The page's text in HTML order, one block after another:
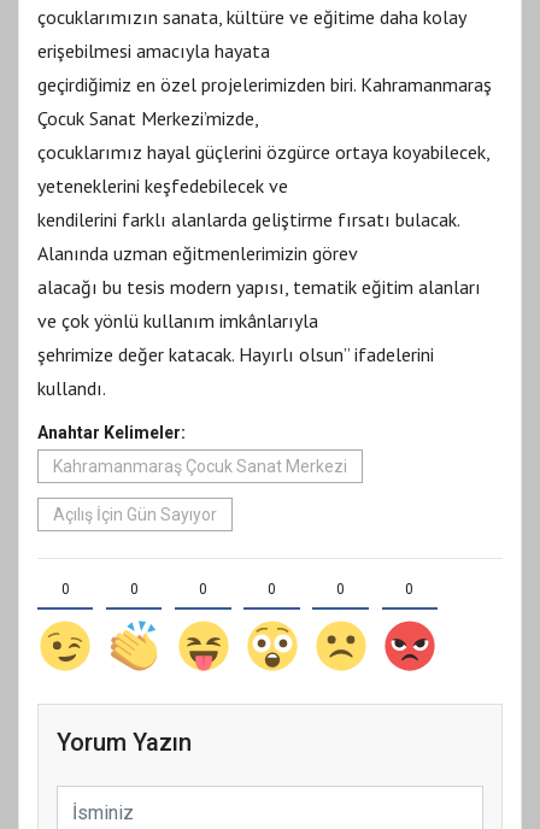
çocuklarımızın sanata, kültüre ve eğitime daha kolay
erişebilmesi amacıyla hayata
geçirdiğimiz en özel projelerimizden biri. Kahramanmaraş
Çocuk Sanat Merkezi’mizde,
çocuklarımız hayal güçlerini özgürce ortaya koyabilecek,
yeteneklerini keşfedebilecek ve
kendilerini farklı alanlarda geliştirme fırsatı bulacak.
Alanında uzman eğitmenlerimizin görev
alacağı bu tesis modern yapısı, tematik eğitim alanları
ve çok yönlü kullanım imkânlarıyla
şehrimize değer katacak. Hayırlı olsun” ifadelerini
kullandı.
Anahtar Kelimeler:
Kahramanmaraş Çocuk Sanat Merkezi
Açılış İçin Gün Sayıyor
0 0 0 0 0 0
Yorum Yazın